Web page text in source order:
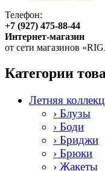
Телефон:
+7 (927) 475-88-44
Интернет-магазин
от сети магазинов
Категории
Летняя
› Блузы
› Боди
› Бриджи
› Брюки
› Жакеты